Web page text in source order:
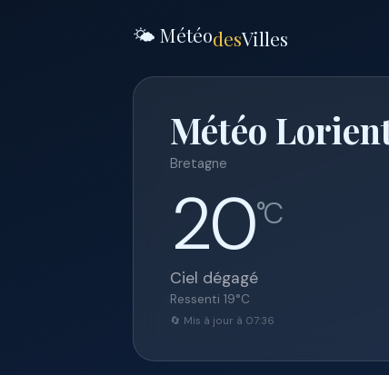
🌤️ MétéodesVilles
Météo
Bretagne
20°C
Ciel dégagé
Ressenti 19°C
🔄 Mis à jour à 07:36